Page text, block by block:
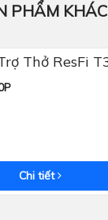
PHẨM KHÁC
Chi tiết